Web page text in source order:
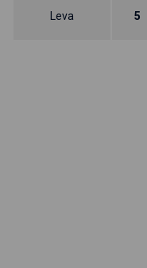
Leva 5